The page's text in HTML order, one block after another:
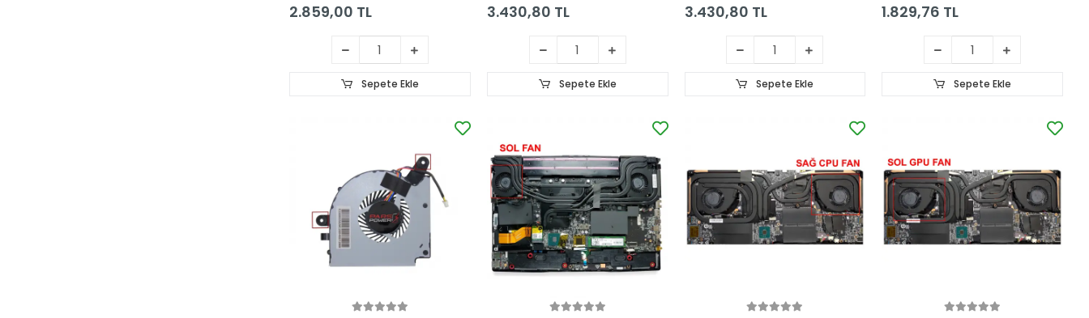
2.859,00 TL
Sepete Ekle
3.430,80 TL
Sepete Ekle
3.430,80 TL
Sepete Ekle
1.829,76 TL
Sepete Ekle